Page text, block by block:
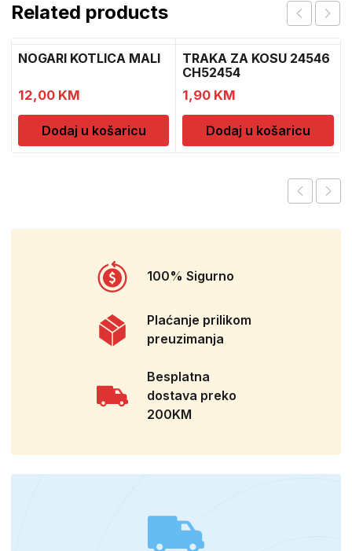
Related products
NOGARI KOTLICA MALI
12,00 KM
Dodaj u košaricu
TRAKA ZA KOSU 24546
CH52454
1,90 KM
Dodaj u košaricu
100% Sigurno
Plaćanje prilikom
preuzimanja
Besplatna
dostava preko
200KM